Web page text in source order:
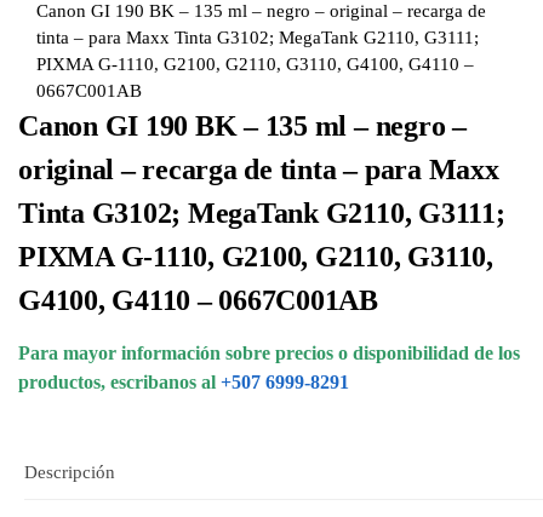
Canon GI 190 BK – 135 ml – negro – original – recarga de
tinta – para Maxx Tinta G3102; MegaTank G2110, G3111;
PIXMA G-1110, G2100, G2110, G3110, G4100, G4110 –
0667C001AB
Canon GI 190 BK – 135 ml – negro –
original – recarga de tinta – para Maxx
Tinta G3102; MegaTank G2110, G3111;
PIXMA G-1110, G2100, G2110, G3110,
G4100, G4110 – 0667C001AB
Para mayor información sobre precios o disponibilidad de los
productos, escribanos al +507 6999-8291
Descripción